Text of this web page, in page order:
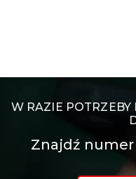
W RAZIE
Znajdź